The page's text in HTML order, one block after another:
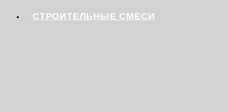
СТРОИТЕЛЬНЫЕ СМЕСИ